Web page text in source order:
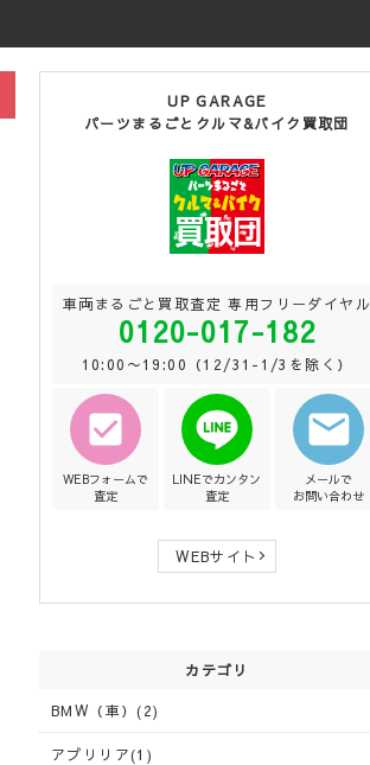
UP GARAGE
パーツまるごとクルマ&バイク買取団
車両まるごと買取査定 専用フリーダイヤル
0120-017-182
10:00〜19:00（12/31-1/3を除く）
WEBフォームで
査定
LINEでカンタン
査定
メールで
お問い合わせ
WEBサイト
カテゴリ
BMW（車）(2)
アプリリア(1)